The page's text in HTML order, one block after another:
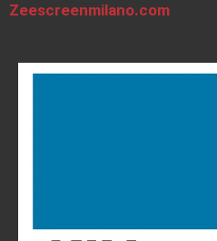
Zeescreenmilano.com